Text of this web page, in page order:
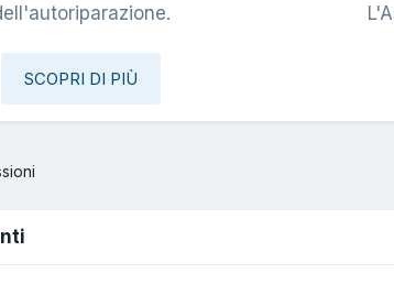
SCOPRI DI PIÙ